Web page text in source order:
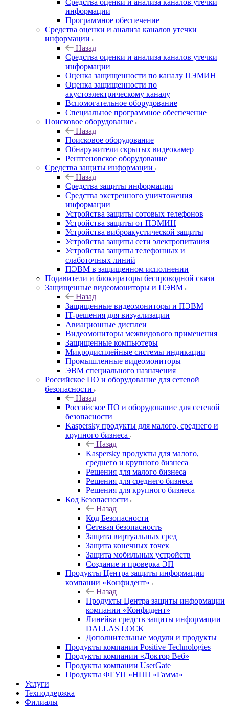
Средства оценки и анализа каналов утечки
информации
Программное обеспечение
Средства оценки и анализа каналов утечки
информации
Назад
Средства оценки и анализа каналов утечки
информации
Оценка защищенности по каналу ПЭМИН
Оценка защищенности по
акустоэлектрическому каналу
Вспомогательное оборудование
Специальное программное обеспечение
Поисковое оборудование
Назад
Поисковое оборудование
Обнаружители скрытых видеокамер
Рентгеновское оборудование
Средства защиты информации
Назад
Средства защиты информации
Средства экстренного уничтожения
информации
Устройства защиты сотовых телефонов
Устройства защиты от ПЭМИН
Устройства виброакустической защиты
Устройства защиты сети электропитания
Устройства защиты телефонных и
слаботочных линий
ПЭВМ в защищенном исполнении
Подавители и блокираторы беспроводной связи
Защищенные видеомониторы и ПЭВМ
Назад
Защищенные видеомониторы и ПЭВМ
IT-решения для визуализации
Авиационные дисплеи
Видеомониторы межвидового применения
Защищенные компьютеры
Микродисплейные системы индикации
Промышленные видеомониторы
ЭВМ специального назначения
Российское ПО и оборудование для сетевой
безопасности
Назад
Российское ПО и оборудование для сетевой
безопасности
Kaspersky продукты для малого, среднего и
крупного бизнеса
Назад
Kaspersky продукты для малого,
среднего и крупного бизнеса
Решения для малого бизнеса
Решения для среднего бизнеса
Решения для крупного бизнеса
Код Безопасности
Назад
Код Безопасности
Сетевая безопасность
Защита виртуальных сред
Защита конечных точек
Защита мобильных устройств
Создание и проверка ЭП
Продукты Центра защиты информации
компании «Конфидент»
Назад
Продукты Центра защиты информации
компании «Конфидент»
Линейка средств защиты информации
DALLAS LOCK
Дополнительные модули и продукты
Продукты компании Positive Technologies
Продукты компании «Доктор Веб»
Продукты компании UserGate
Продукты ФГУП «НПП «Гамма»
Услуги
Техподдержка
Филиалы